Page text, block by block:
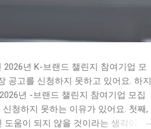
년 K-브랜드 챌린지 참여기업 모
공고를 신청하지 못하고 있어요. 하지
년 -브랜드 챌린지 참여기업 모집
청하지 못하는 이유가 있어요. 첫째,
움이 되지 않을 것이라는 생각이 있